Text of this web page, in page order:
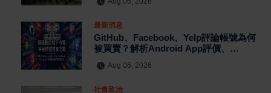
最新消息
GitHub、Facebook、Yelp評論帳號為何
被買賣？解析Android App評價、
防刷機制背後的數位信任危機
Aug 06, 2026
社會政治